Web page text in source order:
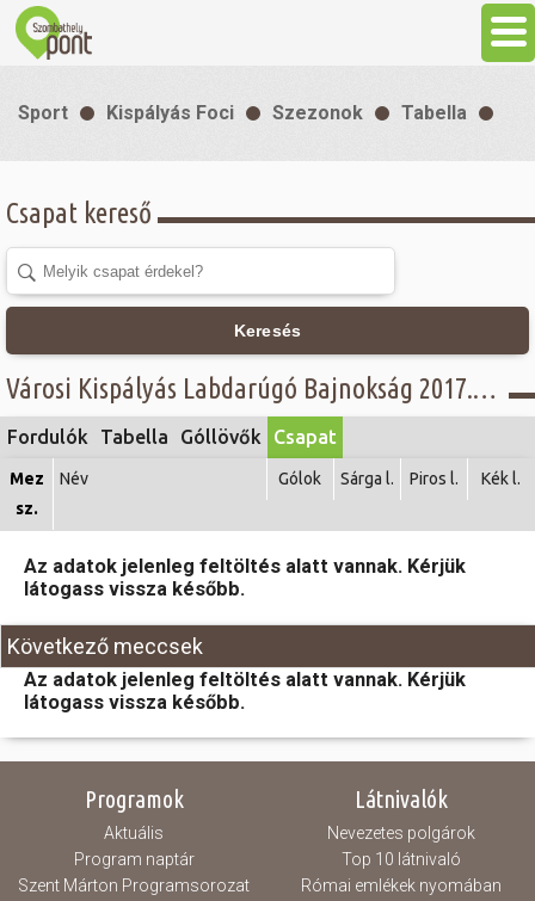
Látnivalók
Gasztronómia
Szállás
Sport
Hasznos
Sport Kispályás Foci Szezonok Tabella
Csapat kereső
Keresés
Városi Kispályás Labdarúgó Bajnokság 2017. - III. A. osztály -
Fordulók Tabella Góllövők Csapat
Mez
sz.
Név Gólok Sárga l. Piros l. Kék l.
Az adatok jelenleg feltöltés alatt vannak. Kérjük
látogass vissza később.
Következő meccsek
Az adatok jelenleg feltöltés alatt vannak. Kérjük
látogass vissza később.
Programok
Aktuális
Program naptár
Szent Márton Programsorozat
Látnivalók
Nevezetes polgárok
Top 10 látnivaló
Római emlékek nyomában